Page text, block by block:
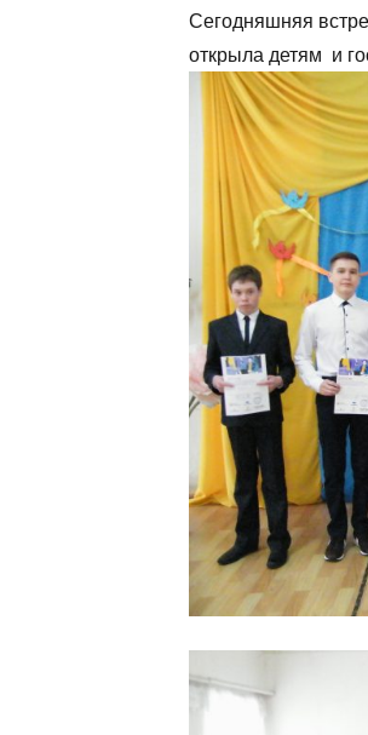
Сегодняшняя
открыла детям и